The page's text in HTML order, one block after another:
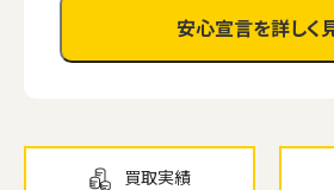
安心宣言を詳しく
買取実績